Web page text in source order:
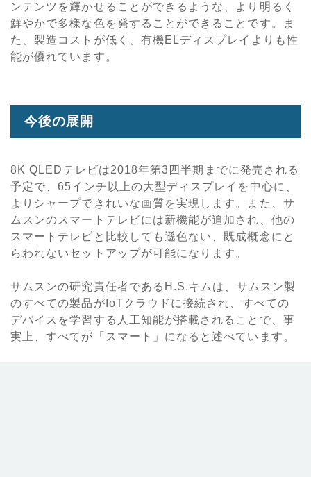
ンテンツを輝かせることができるような、より明るく
鮮やかで多様な色を発することができることです。ま
た、製造コストが低く、有機ELディスプレイよりも性
能が優れています。
今後の展開
8K QLEDテレビは2018年第3四半期までに発売される
予定で、65インチ以上の大型ディスプレイを中心に、
よりシャープできれいな画質を実現します。また、サ
ムスンのスマートテレビには新機能が追加され、他の
スマートテレビと比較しても遜色ない、既成概念にと
らわれないセットアップが可能になります。
サムスンの研究責任者であるH.S.キムは、サムスン製
のすべての製品がIoTクラウドに接続され、すべての
デバイスを学習する人工知能が搭載されることで、事
実上、すべてが「スマート」になると述べています。